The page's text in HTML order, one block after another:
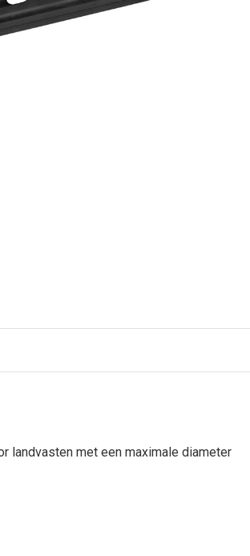
landvasten met een maximale diameter